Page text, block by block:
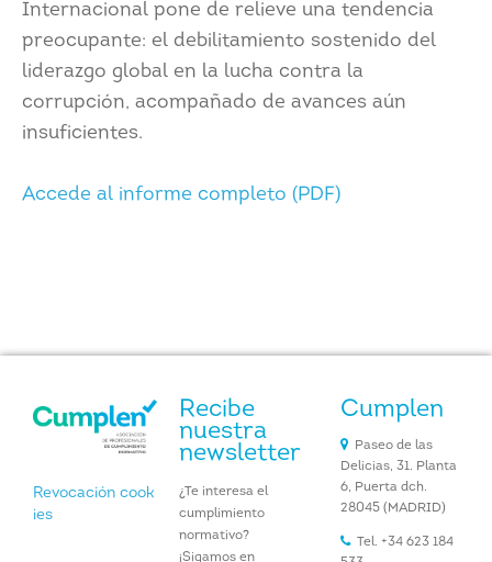
Internacional pone de relieve una tendencia
preocupante: el debilitamiento sostenido del
liderazgo global en la lucha contra la
corrupción, acompañado de avances aún
insuficientes.
Accede al informe completo (PDF)
Revocación cook
ies
Recibe
nuestra
newsletter
¿Te interesa el
cumplimiento
normativo?
¡Sigamos en
Cumplen
Paseo de las
Delicias, 31. Planta
6, Puerta dch.
28045 (MADRID)
Tel. +34 623 184